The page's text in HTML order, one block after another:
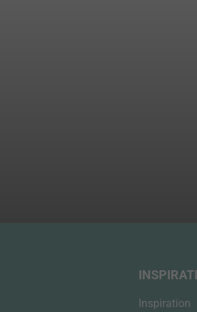
Inspiration